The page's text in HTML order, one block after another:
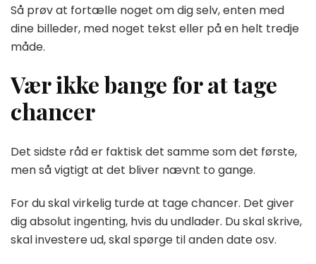
Så prøv at fortælle noget om dig selv, enten med
dine billeder, med noget tekst eller på en helt tredje
måde.
Vær ikke bange for at tage
chancer
Det sidste råd er faktisk det samme som det første,
men så vigtigt at det bliver nævnt to gange.
For du skal virkelig turde at tage chancer. Det giver
dig absolut ingenting, hvis du undlader. Du skal skrive,
skal investere ud, skal spørge til anden date osv.